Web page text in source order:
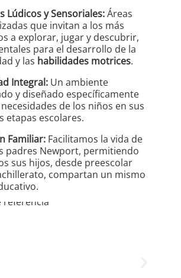
Lúdicos y Sensoriales:Áreas
que invitan a los más
a explorar, jugar y descubrir,
para el desarrollo de la
y las habilidades motrices.
Integral: Un ambiente
y diseñado específicamente
de los niños en sus
etapas escolares.
Familiar: Facilitamos la vida de
padres Newport, permitiendo
sus hijos, desde preescolar
compartan un mismo